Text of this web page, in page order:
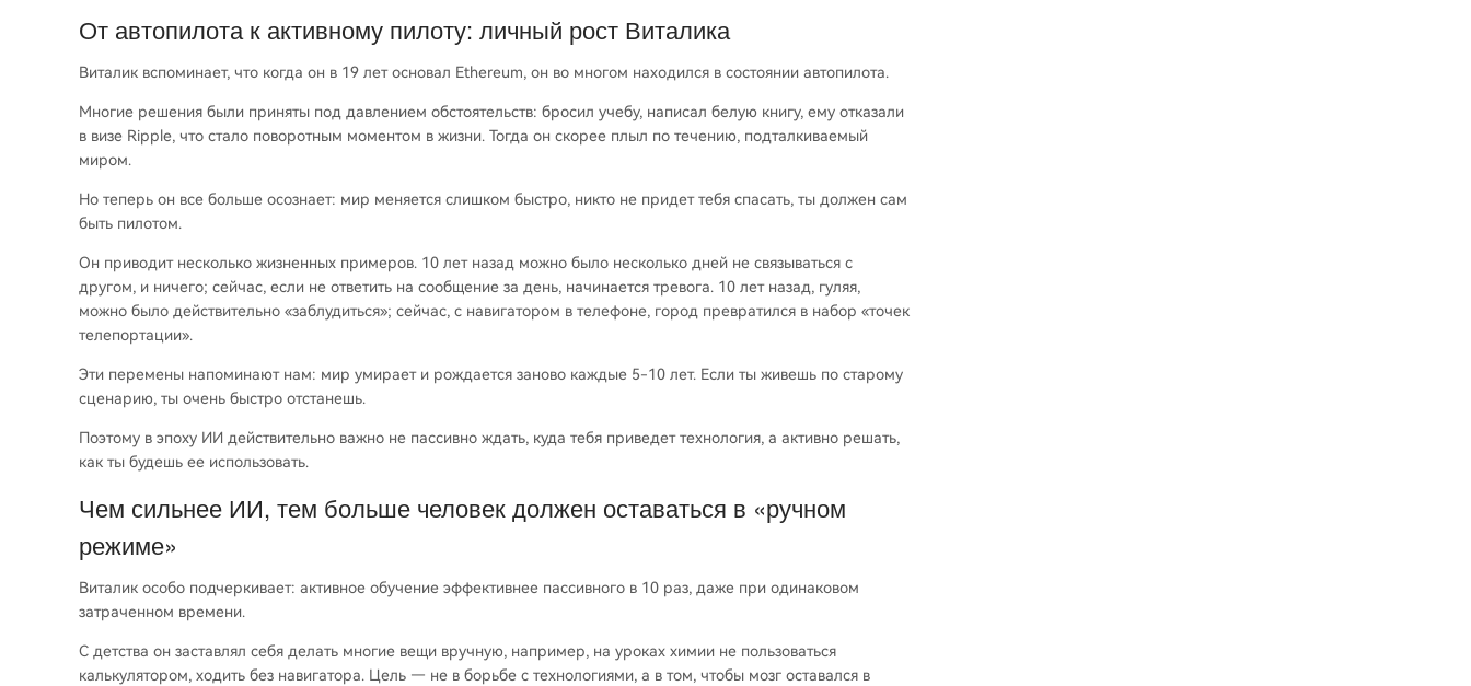
От автопилота к активному пилоту: личный рост Виталика
Виталик вспоминает, что когда он в 19 лет основал Ethereum, он во многом находился в состоянии автопилота.
Многие решения были приняты под давлением обстоятельств: бросил учебу, написал белую книгу, ему отказали
в визе Ripple, что стало поворотным моментом в жизни. Тогда он скорее плыл по течению, подталкиваемый
миром.
Но теперь он все больше осознает: мир меняется слишком быстро, никто не придет тебя спасать, ты должен сам
быть пилотом.
Он приводит несколько жизненных примеров. 10 лет назад можно было несколько дней не связываться с
другом, и ничего; сейчас, если не ответить на сообщение за день, начинается тревога. 10 лет назад, гуляя,
можно было действительно «заблудиться»; сейчас, с навигатором в телефоне, город превратился в набор «точек
телепортации».
Эти перемены напоминают нам: мир умирает и рождается заново каждые 5-10 лет. Если ты живешь по старому
сценарию, ты очень быстро отстанешь.
Поэтому в эпоху ИИ действительно важно не пассивно ждать, куда тебя приведет технология, а активно решать,
как ты будешь ее использовать.
Чем сильнее ИИ, тем больше человек должен оставаться в «ручном
режиме»
Виталик особо подчеркивает: активное обучение эффективнее пассивного в 10 раз, даже при одинаковом
затраченном времени.
С детства он заставлял себя делать многие вещи вручную, например, на уроках химии не пользоваться
калькулятором, ходить без навигатора. Цель — не в борьбе с технологиями, а в том, чтобы мозг оставался в